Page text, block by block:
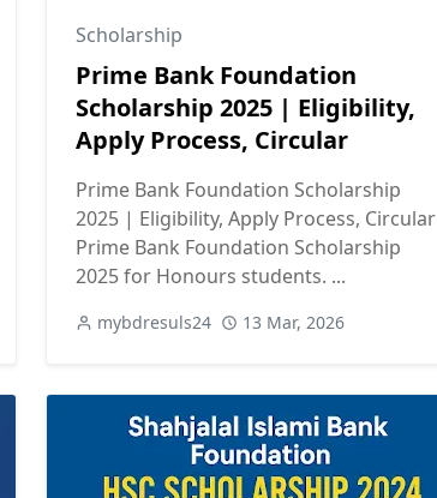
Scholarship
Prime Bank Foundation
Scholarship 2025 | Eligibility,
Apply Process, Circular
Prime Bank Foundation Scholarship
2025 | Eligibility, Apply Process, Circular
Prime Bank Foundation Scholarship
2025 for Honours students. ...
mybdresuls24 13 Mar, 2026